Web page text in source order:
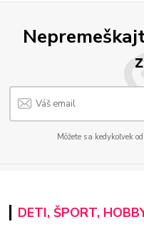
Môžete sa kedykoľvek
DETI, ŠPORT,